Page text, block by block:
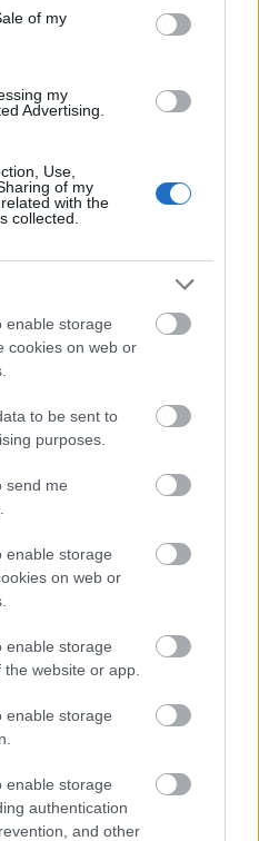
of my
my
Advertising.
Use,
of my
with the
collected.
enable storage
cookies on web or
to be sent to
purposes.
send me
enable storage
on web or
enable storage
website or app.
enable storage
enable storage
authentication
and other
vízgyűjtőjére
szombattól másodfokúra